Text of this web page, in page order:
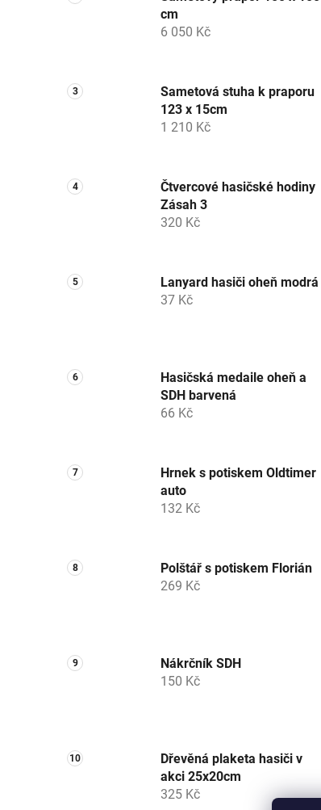
cm
6 050 Kč
Sametová stuha k praporu
123 x 15cm
1 210 Kč
Čtvercové hasičské hodiny
Zásah 3
320 Kč
Lanyard hasiči oheň modrá
37 Kč
Hasičská medaile oheň a
SDH barvená
66 Kč
Hrnek s potiskem Oldtimer
auto
132 Kč
Polštář s potiskem Florián
269 Kč
Nákrčník SDH
150 Kč
Dřevěná plaketa hasiči v
akci 25x20cm
325 Kč